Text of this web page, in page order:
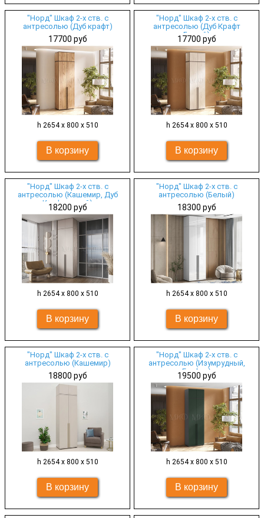
"Норд" Шкаф 2-х ств. с
антресолью (Дуб крафт)
17700 руб
h 2654 х 800 х 510
"Норд" Шкаф 2-х ств. с
антресолью (Дуб Крафт
Белый)
17700 руб
h 2654 х 800 х 510
"Норд" Шкаф 2-х ств. с
антресолью (Кашемир, Дуб
Крафт серый)
18200 руб
h 2654 х 800 х 510
"Норд" Шкаф 2-х ств. с
антресолью (Белый)
18300 руб
h 2654 х 800 х 510
"Норд" Шкаф 2-х ств. с
антресолью (Кашемир)
18800 руб
h 2654 х 800 х 510
"Норд" Шкаф 2-х ств. с
антресолью (Изумрудный,
Графит)
19500 руб
h 2654 х 800 х 510